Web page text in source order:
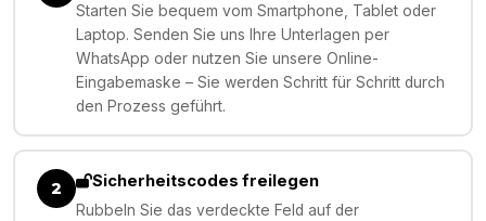
Starten Sie bequem vom Smartphone, Tablet oder
Laptop. Senden Sie uns Ihre Unterlagen per
WhatsApp oder nutzen Sie unsere Online-
Eingabemaske – Sie werden Schritt für Schritt durch
den Prozess geführt.
2 Sicherheitscodes freilegen
Rubbeln Sie das verdeckte Feld auf der